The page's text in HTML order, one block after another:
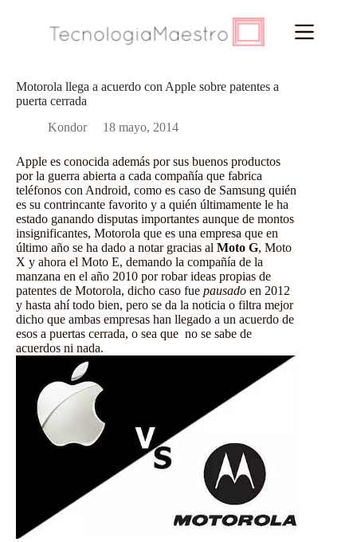
Motorola llega a acuerdo con Apple sobre patentes a
puerta cerrada
Kondor
18 mayo, 2014
Apple es conocida además por sus buenos productos
por la guerra abierta a cada compañía que fabrica
teléfonos con Android, como es caso de Samsung quién
es su contrincante favorito y a quién últimamente le ha
estado ganando disputas importantes aunque de montos
insignificantes, Motorola que es una empresa que en
último año se ha dado a notar gracias al Moto G, Moto
X y ahora el Moto E, demando la compañía de la
manzana en el año 2010 por robar ideas propias de
patentes de Motorola, dicho caso fue pausado en 2012
y hasta ahí todo bien, pero se da la noticia o filtra mejor
dicho que ambas empresas han llegado a un acuerdo de
esos a puertas cerrada, o sea que no se sabe de
acuerdos ni nada.